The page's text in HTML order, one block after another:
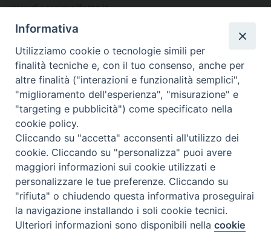
www.diocesimolfetta.it –
diocesimolfetta@pec.chiesacattolica.it
Ufficio Comunicazioni sociali
Piazza Giovene 4 – 70056 Molfetta (BA)
comunicazionisociali@diocesimolfetta.it
SEGUICI SU
Facebook
Instagram
X YouTube
Feed
Privacy Policy - trasparenza
© 2016 - 2026 Diocesi Molfetta Ruvo Giovinazzo Terlizzi
Preferenze Cookie
Informativa
Utilizziamo cookie o tecnologie simili per
finalità tecniche e, con il tuo consenso, anche per
altre finalità ("interazioni e funzionalità semplici",
"miglioramento dell'esperienza", "misurazione" e
"targeting e pubblicità") come specificato nella
cookie policy.
Cliccando su "accetta" acconsenti all'utilizzo dei
cookie. Cliccando su "personalizza" puoi avere
maggiori informazioni sui cookie utilizzati e
personalizzare le tue preferenze. Cliccando su
"rifiuta" o chiudendo questa informativa proseguirai
la navigazione installando i soli cookie tecnici.
Ulteriori informazioni sono disponibili nellacookie